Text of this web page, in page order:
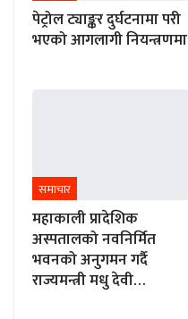
पेट्रोल ट्याङ्कर दुर्घटनामा परी
भएको आगलागी नियन्त्रणमा
समाचार
महाकाली प्रादेशिक
अस्पतालको नवनिर्मित
भवनको अनुगमन गर्दै
राज्यमन्त्री मधु देवी…